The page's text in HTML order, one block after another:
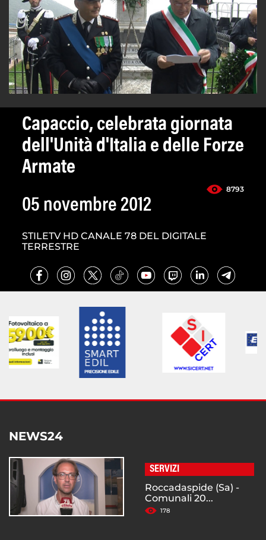
Capaccio, celebrata giornata
dell'Unità d'Italia e delle Forze
Armate
8793
05 novembre 2012
STILETV HD CANALE 78 DEL DIGITALE
TERRESTRE
NEWS24
SERVIZI
Roccadaspide (Sa) -
Comunali 20...
178